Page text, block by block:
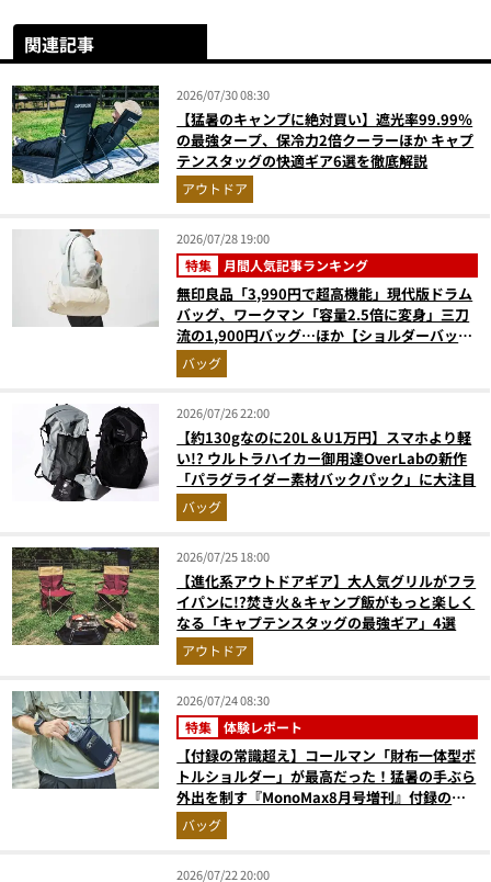
関連記事
2026/07/30 08:30
【猛暑のキャンプに絶対買い】遮光率99.99％
の最強タープ、保冷力2倍クーラーほか キャプ
テンスタッグの快適ギア6選を徹底解説
アウトドア
2026/07/28 19:00
特集 月間人気記事ランキング
無印良品「3,990円で超高機能」現代版ドラム
バッグ、ワークマン「容量2.5倍に変身」三刀
流の1,900円バッグ…ほか【ショルダーバッグ
の人気記事ランキングベスト3】（2026年6月
版）
バッグ
2026/07/26 22:00
【約130gなのに20L＆U1万円】スマホより軽
い!? ウルトラハイカー御用達OverLabの新作
「パラグライダー素材バックパック」に大注目
バッグ
2026/07/25 18:00
【進化系アウトドアギア】大人気グリルがフラ
イパンに!?焚き火＆キャンプ飯がもっと楽しく
なる「キャプテンスタッグの最強ギア」4選
アウトドア
2026/07/24 08:30
特集 体験レポート
【付録の常識超え】コールマン「財布一体型ボ
トルショルダー」が最高だった！猛暑の手ぶら
外出を制す『MonoMax8月号増刊』付録の実
力をスタイリストが徹底レポ
バッグ
2026/07/22 20:00